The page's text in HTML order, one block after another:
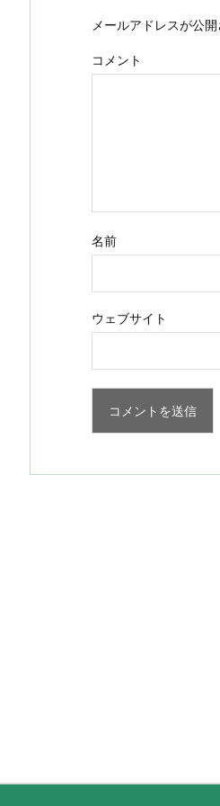
メールアドレスが公
コメント
名前
ウェブサイト